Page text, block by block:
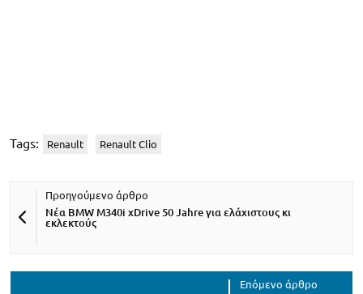
Tags: Renault Renault Clio
Νέα BMW M340i xDrive 50 Jahre για ελάχιστους κι
εκλεκτούς